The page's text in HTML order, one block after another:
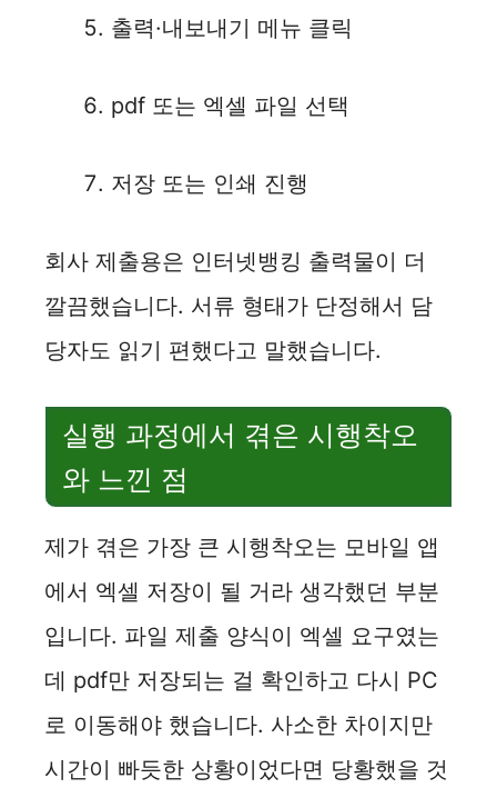
출력·내보내기 메뉴 클릭
pdf 또는 엑셀 파일 선택
저장 또는 인쇄 진행
회사 제출용은 인터넷뱅킹 출력물이 더
깔끔했습니다. 서류 형태가 단정해서 담
당자도 읽기 편했다고 말했습니다.
실행 과정에서 겪은 시행착오
와 느낀 점
제가 겪은 가장 큰 시행착오는 모바일 앱
에서 엑셀 저장이 될 거라 생각했던 부분
입니다. 파일 제출 양식이 엑셀 요구였는
데 pdf만 저장되는 걸 확인하고 다시 PC
로 이동해야 했습니다. 사소한 차이지만
시간이 빠듯한 상황이었다면 당황했을 것